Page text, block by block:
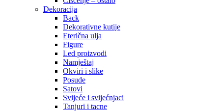
Dekoracija
Back
Dekorativne kutije
Eterična ulja
Figure
Led proizvodi
Namještaj
Okviri i slike
Posude
Satovi
Svijeće i svijećnjaci
Tanjuri i tacne